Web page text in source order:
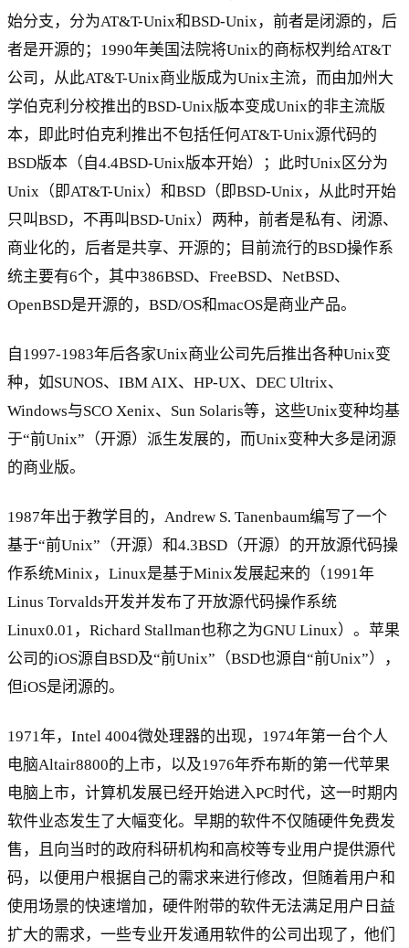
始分支，分为AT&T-Unix和BSD-Unix，前者是闭源的，后
者是开源的；1990年美国法院将Unix的商标权判给AT&T
公司，从此AT&T-Unix商业版成为Unix主流，而由加州大
学伯克利分校推出的BSD-Unix版本变成Unix的非主流版
本，即此时伯克利推出不包括任何AT&T-Unix源代码的
BSD版本（自4.4BSD-Unix版本开始）；此时Unix区分为
Unix（即AT&T-Unix）和BSD（即BSD-Unix，从此时开始
只叫BSD，不再叫BSD-Unix）两种，前者是私有、闭源、
商业化的，后者是共享、开源的；目前流行的BSD操作系
统主要有6个，其中386BSD、FreeBSD、NetBSD、
OpenBSD是开源的，BSD/OS和macOS是商业产品。
自1997-1983年后各家Unix商业公司先后推出各种Unix变
种，如SUNOS、IBM AIX、HP-UX、DEC Ultrix、
Windows与SCO Xenix、Sun Solaris等，这些Unix变种均基
于“前Unix”（开源）派生发展的，而Unix变种大多是闭源
的商业版。
1987年出于教学目的，Andrew S. Tanenbaum编写了一个
基于“前Unix”（开源）和4.3BSD（开源）的开放源代码操
作系统Minix，Linux是基于Minix发展起来的（1991年
Linus Torvalds开发并发布了开放源代码操作系统
Linux0.01，Richard Stallman也称之为GNU Linux）。苹果
公司的iOS源自BSD及“前Unix”（BSD也源自“前Unix”），
但iOS是闭源的。
1971年，Intel 4004微处理器的出现，1974年第一台个人
电脑Altair8800的上市，以及1976年乔布斯的第一代苹果
电脑上市，计算机发展已经开始进入PC时代，这一时期内
软件业态发生了大幅变化。早期的软件不仅随硬件免费发
售，且向当时的政府科研机构和高校等专业用户提供源代
码，以便用户根据自己的需求来进行修改，但随着用户和
使用场景的快速增加，硬件附带的软件无法满足用户日益
扩大的需求，一些专业开发通用软件的公司出现了，他们